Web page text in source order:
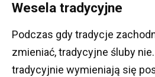
Wesela tradycyjne
Podczas gdy tradycje
zmieniać, tradycyjne śluby nie.
tradycyjnie wymieniają się